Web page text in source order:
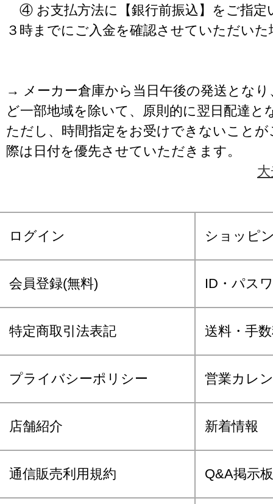
④ お支払方法に【銀行前振込】をご指定
３時までにご入金を確認させていただいた
→ メーカー倉庫から当日午後の発送となり
ど一部地域を除いて、原則的に翌日配達と
ただし、時間指定をお受けできないこと
際は日付を優先させていただきます。
ログイン ショッピ
会員登録(無料) ID・パス
特定商取引法表記 送料・手
プライバシーポリシー 営業カレ
店舗紹介 新着情報
通信販売利用規約 Q&A掲示板